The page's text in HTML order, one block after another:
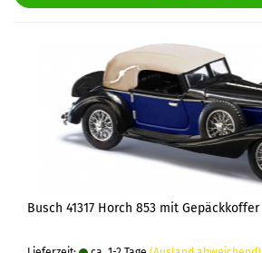
Busch 41317 Horch 853 mit Gepäckkoffer